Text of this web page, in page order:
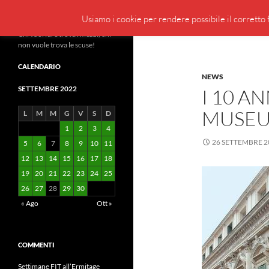
Vai
contenuto
NEWS
I 10
26 SETTEMBRE
Chi vuol fare trova i mezzi, chi
non vuole trova le scuse!
CALENDARIO
SETTEMBRE 2022
L M M G V S
D
1
2 3
4
5
6 7 8 9 10
11
12
13 14 15 16 17
18
19 20 21 22 23 24 25
26 27 28 29
30
« Ago
Ott »
COMMENTI
Settimane FIT all’Ermitage
Usiamo i cookie per rendere possibile il